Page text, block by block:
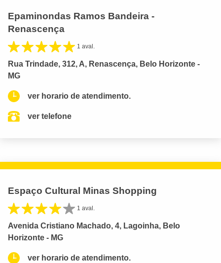
Epaminondas Ramos Bandeira -
Renascença
1 aval.
Rua Trindade, 312, A, Renascença, Belo Horizonte -
MG
ver horario de atendimento.
ver telefone
Espaço Cultural Minas Shopping
1 aval.
Avenida Cristiano Machado, 4, Lagoinha, Belo
Horizonte - MG
ver horario de atendimento.